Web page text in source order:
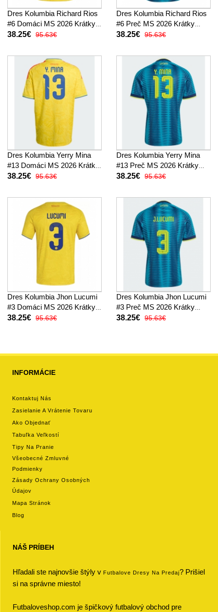
Dres Kolumbia Richard Rios
#6 Domáci MS 2026 Krátky
Rukáv
38.25€ 95.63€
Dres Kolumbia Richard Rios
#6 Preč MS 2026 Krátky
Rukáv
38.25€ 95.63€
Dres Kolumbia Yerry Mina
#13 Domáci MS 2026 Krátky
Rukáv
38.25€ 95.63€
Dres Kolumbia Yerry Mina
#13 Preč MS 2026 Krátky
Rukáv
38.25€ 95.63€
Dres Kolumbia Jhon Lucumi
#3 Domáci MS 2026 Krátky
Rukáv
38.25€ 95.63€
Dres Kolumbia Jhon Lucumi
#3 Preč MS 2026 Krátky
Rukáv
38.25€ 95.63€
INFORMÁCIE
Kontaktuj Nás
Zasielanie A Vrátenie Tovaru
Ako Objednať
Tabuľka Veľkostí
Tipy Na Pranie
Všeobecné Zmluvné
Podmienky
Zásady Ochrany Osobných
Údajov
Mapa Stránok
Blog
NÁŠ PRÍBEH
Hľadali ste najnovšie štýly v Futbalove Dresy Na Predaj? Prišiel
si na správne miesto!
Futbaloveshop.com je špičkový futbalový obchod pre